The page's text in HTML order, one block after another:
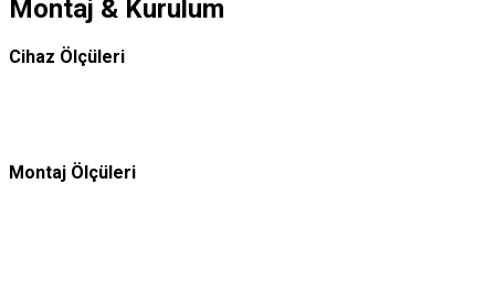
Montaj & Kurulum
Cihaz Ölçüleri
Montaj Ölçüleri